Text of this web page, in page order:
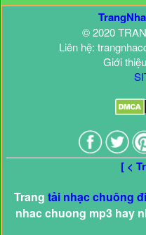
© 2020
Liên hệ:
Giới
[ <
Trang tải nhạc chuông
nhac chuong mp3 hay